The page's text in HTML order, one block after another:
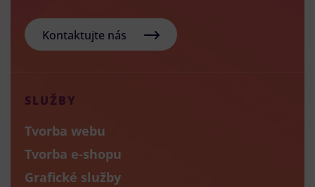
Kontaktujte nás
SLUŽBY
Tvorba webu
Tvorba e-shopu
Grafické služby